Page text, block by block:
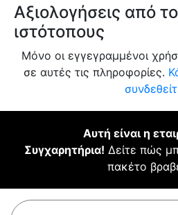
Αξιολογήσεις από
ιστότοπους
Μόνο οι εγγεγραμμένοι
σε αυτές τις πληροφορίες.
Αυτή είναι η
Συγχαρητήρια! Δείτε πώς
πακέτο